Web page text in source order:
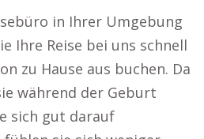
in Ihrer Umgebung
Ihre Reise bei uns schnell
zu Hause aus buchen. Da
während der Geburt
sich gut darauf